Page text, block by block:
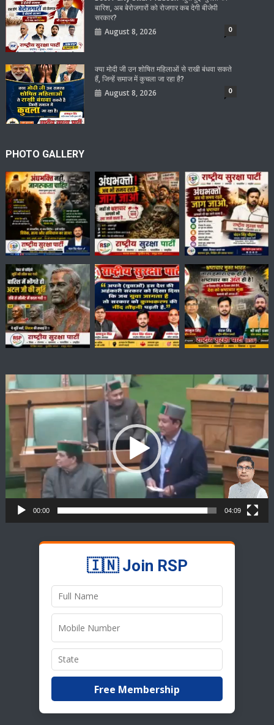
बारिश, अब बेरोजगारों को रोजगार कब देगी बीजेपी
सरकार?
August 8, 2026 0
क्या मोदी जी उन शोषित महिलाओं से राखी बंधवा सकते
हैं, जिन्हें समाज में कुचला जा रहा है?
August 8, 2026 0
PHOTO GALLERY
Video
Player
00:00 04:09
🇮🇳 Join RSP
Free Membership